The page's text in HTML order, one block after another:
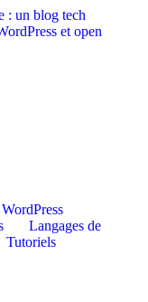
: un blog tech
et open
WordPress
Langages de
Tutoriels